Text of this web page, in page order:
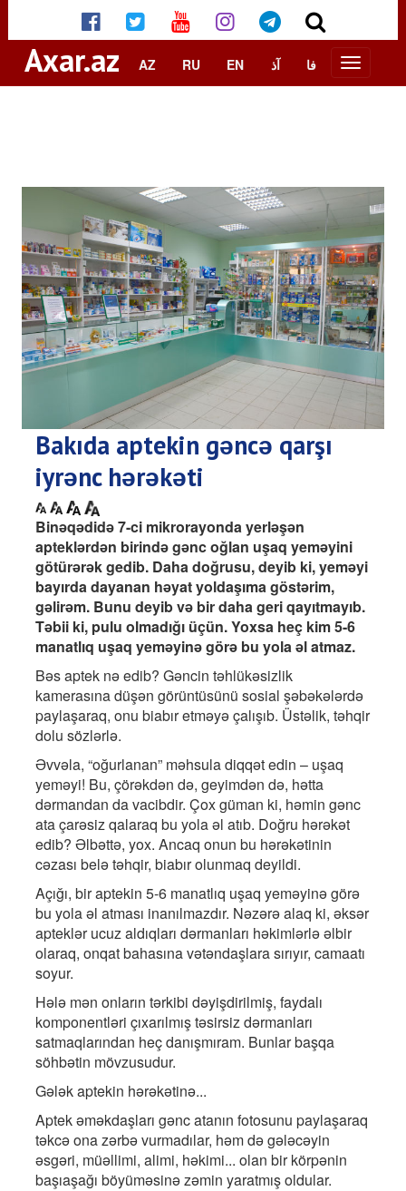
Axar.az AZ RU EN آذ فا
Bakıda aptekin gəncə qarşı
iyrənc hərəkəti
Binəqədidə 7-ci mikrorayonda yerləşən
apteklərdən birində gənc oğlan uşaq yeməyini
götürərək gedib. Daha doğrusu, deyib ki, yeməyi
bayırda dayanan həyat yoldaşıma göstərim,
gəlirəm. Bunu deyib və bir daha geri qayıtmayıb.
Təbii ki, pulu olmadığı üçün. Yoxsa heç kim 5-6
manatlıq uşaq yeməyinə görə bu yola əl atmaz.
Bəs aptek nə edib? Gəncin təhlükəsizlik
kamerasına düşən görüntüsünü sosial şəbəkələrdə
paylaşaraq, onu biabır etməyə çalışıb. Üstəlik, təhqir
dolu sözlərlə.
Əvvəla, “oğurlanan” məhsula diqqət edin – uşaq
yeməyi! Bu, çörəkdən də, geyimdən də, hətta
dərmandan da vacibdir. Çox güman ki, həmin gənc
ata çarəsiz qalaraq bu yola əl atıb. Doğru hərəkət
edib? Əlbəttə, yox. Ancaq onun bu hərəkətinin
cəzası belə təhqir, biabır olunmaq deyildi.
Açığı, bir aptekin 5-6 manatlıq uşaq yeməyinə görə
bu yola əl atması inanılmazdır. Nəzərə alaq ki, əksər
apteklər ucuz aldıqları dərmanları həkimlərlə əlbir
olaraq, onqat bahasına vətəndaşlara sırıyır, camaatı
soyur.
Hələ mən onların tərkibi dəyişdirilmiş, faydalı
komponentləri çıxarılmış təsirsiz dərmanları
satmaqlarından heç danışmıram. Bunlar başqa
söhbətin mövzusudur.
Gələk aptekin hərəkətinə...
Aptek əməkdaşları gənc atanın fotosunu paylaşaraq
təkcə ona zərbə vurmadılar, həm də gələcəyin
əsgəri, müəllimi, alimi, həkimi... olan bir körpənin
başıaşağı böyüməsinə zəmin yaratmış oldular.